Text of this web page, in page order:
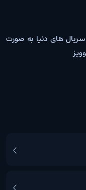
های دنیا به صورت